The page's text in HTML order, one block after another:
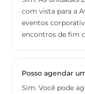
com vista para a
eventos
encontros de fim
Posso agendar
Sim. Você pode